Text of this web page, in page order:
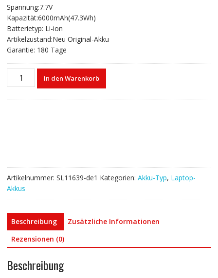
war:
€70,00
ist:
€46,33.
Spannung:7.7V
Kapazität:6000mAh(47.3Wh)
Batterietyp: Li-ion
Artikelzustand:Neu Original-Akku
Garantie: 180 Tage
Laptop
In den Warenkorb
Artikelnummer: SL11639-de1 Kategorien: Akku-Typ, Laptop-
Akkus
Beschreibung
Zusätzliche Informationen
Rezensionen (0)
Beschreibung